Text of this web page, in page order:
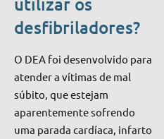
desfibriladores?
O DEA foi desenvolvido para
atender a vítimas de mal
súbito, que estejam
aparentemente sofrendo
uma parada cardíaca, infarto